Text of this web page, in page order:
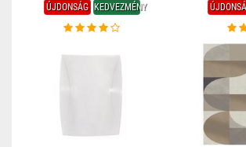
ÚJDONSÁG KEDVEZMÉNY